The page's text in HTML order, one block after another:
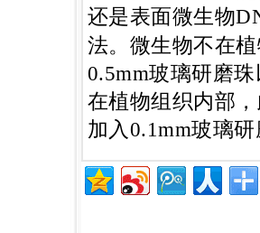
还是表面微生物
法。微生物不在
0.5mm玻璃研磨
在植物组织内部
加入0.1mm玻璃